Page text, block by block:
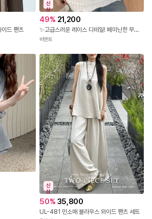
드 팬츠
신
상
49% 21,200
✨고급스러운 레이스 디테일! 페미닌한 무드✨DC-776 레이스 뷔스티에 티셔츠 세트
비엔트
신
상
50% 35,800
UL-481 민소매 블라우스 와이드 팬츠 세트